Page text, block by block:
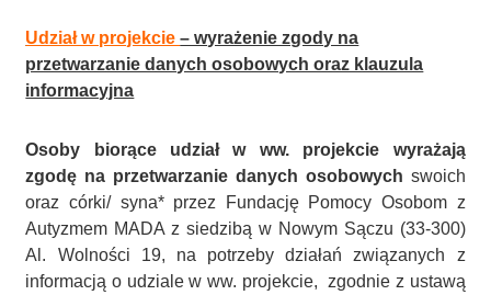
Udział w projekcie– wyrażenie zgody na
przetwarzanie danych osobowych oraz klauzula
informacyjna
Osoby biorące udział w ww. projekcie wyrażają
zgodę na przetwarzanie danych osobowych swoich
oraz córki/ syna* przez Fundację Pomocy Osobom z
Autyzmem MADA z siedzibą w Nowym Sączu (33-300)
Al. Wolności 19, na potrzeby działań związanych z
informacją o udziale w ww. projekcie, zgodnie z ustawą